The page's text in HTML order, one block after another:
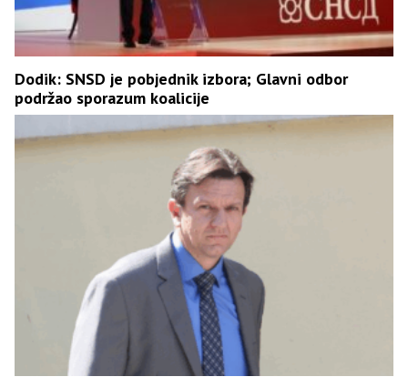
Dodik: SNSD je pobjednik izbora; Glavni odbor
podržao sporazum koalicije